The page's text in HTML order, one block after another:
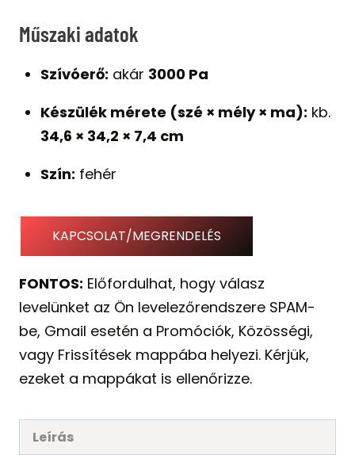
was:
129.000 Ft.79.000 Ft.
Műszaki adatok
Szívóerő: akár 3000 Pa
Készülék mérete (szé × mély × ma): kb.
34,6 × 34,2 × 7,4 cm
Szín: fehér
KAPCSOLAT/MEGRENDELÉS
FONTOS: Előfordulhat, hogy válasz
levelünket az Ön levelezőrendszere SPAM-
be, Gmail esetén a Promóciók, Közösségi,
vagy Frissítések mappába helyezi. Kérjük,
ezeket a mappákat is ellenőrizze.
Leírás